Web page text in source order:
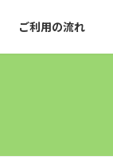
ご利用の流れ